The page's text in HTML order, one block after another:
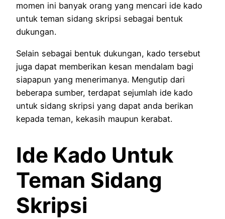
momen ini banyak orang yang mencari ide kado
untuk teman sidang skripsi sebagai bentuk
dukungan.
Selain sebagai bentuk dukungan, kado tersebut
juga dapat memberikan kesan mendalam bagi
siapapun yang menerimanya. Mengutip dari
beberapa sumber, terdapat sejumlah ide kado
untuk sidang skripsi yang dapat anda berikan
kepada teman, kekasih maupun kerabat.
Ide Kado Untuk
Teman Sidang
Skripsi